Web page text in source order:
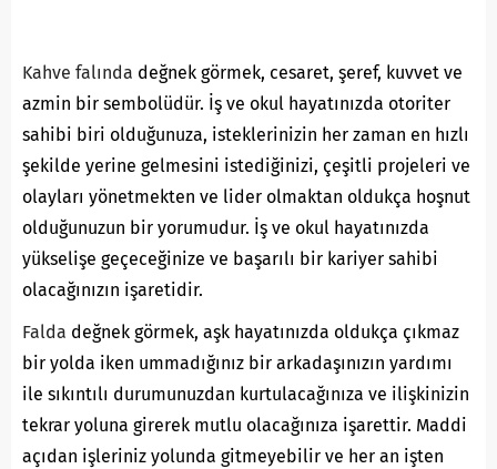
Kahve falında değnek görmek, cesaret, şeref, kuvvet ve
azmin bir sembolüdür. İş ve okul hayatınızda otoriter
sahibi biri olduğunuza, isteklerinizin her zaman en hızlı
şekilde yerine gelmesini istediğinizi, çeşitli projeleri ve
olayları yönetmekten ve lider olmaktan oldukça hoşnut
olduğunuzun bir yorumudur. İş ve okul hayatınızda
yükselişe geçeceğinize ve başarılı bir kariyer sahibi
olacağınızın işaretidir.
Falda değnek görmek, aşk hayatınızda oldukça çıkmaz
bir yolda iken ummadığınız bir arkadaşınızın yardımı
ile sıkıntılı durumunuzdan kurtulacağınıza ve ilişkinizin
tekrar yoluna girerek mutlu olacağınıza işarettir. Maddi
açıdan işleriniz yolunda gitmeyebilir ve her an işten